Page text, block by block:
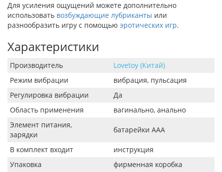
Для усиления ощущений можете дополнительно
использовать возбуждающие лубриканты или
разнообразить игру с помощью эротических игр.
Характеристики
Производитель
Lovetoy (Китай)
Режим вибрации
вибрация, пульсация
Регулировка вибрации
Да
Область применения
вагинально, анально
Элемент питания,
зарядки
батарейки ААА
В комплект входит
инструкция
Упаковка
фирменная коробка